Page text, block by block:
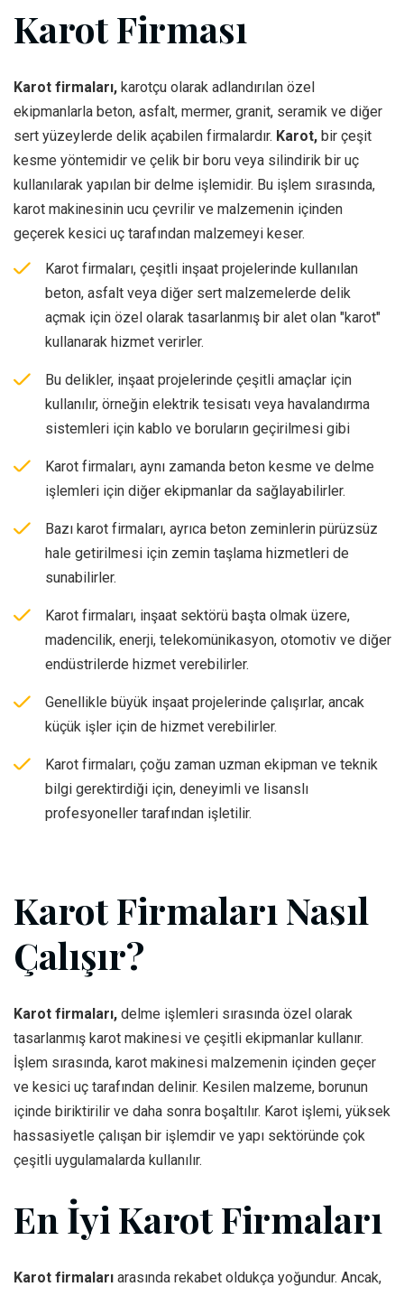
Karot Firması
Karot firmaları, karotçu olarak adlandırılan özel
ekipmanlarla beton, asfalt, mermer, granit, seramik ve diğer
sert yüzeylerde delik açabilen firmalardır. Karot, bir çeşit
kesme yöntemidir ve çelik bir boru veya silindirik bir uç
kullanılarak yapılan bir delme işlemidir. Bu işlem sırasında,
karot makinesinin ucu çevrilir ve malzemenin içinden
geçerek kesici uç tarafından malzemeyi keser.
Karot firmaları, çeşitli inşaat projelerinde kullanılan
beton, asfalt veya diğer sert malzemelerde delik
açmak için özel olarak tasarlanmış bir alet olan "karot"
kullanarak hizmet verirler.
Bu delikler, inşaat projelerinde çeşitli amaçlar için
kullanılır, örneğin elektrik tesisatı veya havalandırma
sistemleri için kablo ve boruların geçirilmesi gibi
Karot firmaları, aynı zamanda beton kesme ve delme
işlemleri için diğer ekipmanlar da sağlayabilirler.
Bazı karot firmaları, ayrıca beton zeminlerin pürüzsüz
hale getirilmesi için zemin taşlama hizmetleri de
sunabilirler.
Karot firmaları, inşaat sektörü başta olmak üzere,
madencilik, enerji, telekomünikasyon, otomotiv ve diğer
endüstrilerde hizmet verebilirler.
Genellikle büyük inşaat projelerinde çalışırlar, ancak
küçük işler için de hizmet verebilirler.
Karot firmaları, çoğu zaman uzman ekipman ve teknik
bilgi gerektirdiği için, deneyimli ve lisanslı
profesyoneller tarafından işletilir.
Karot Firmaları Nasıl
Çalışır?
Karot firmaları, delme işlemleri sırasında özel olarak
tasarlanmış karot makinesi ve çeşitli ekipmanlar kullanır.
İşlem sırasında, karot makinesi malzemenin içinden geçer
ve kesici uç tarafından delinir. Kesilen malzeme, borunun
içinde biriktirilir ve daha sonra boşaltılır. Karot işlemi, yüksek
hassasiyetle çalışan bir işlemdir ve yapı sektöründe çok
çeşitli uygulamalarda kullanılır.
En İyi Karot Firmaları
Karot firmaları arasında rekabet oldukça yoğundur. Ancak,